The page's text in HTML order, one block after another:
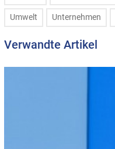
Umwelt Unternehmen
Verwandte Artikel